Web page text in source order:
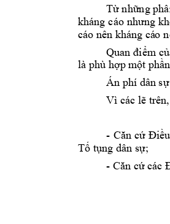
Từ những
kháng cáo nhưng
cáo nên kháng cáo
Quan đim c
là phù hợp một phầ
Án phí dân sự
Vì các lẽ trên,
- Căn cứ Điều
Tố tụng dân sự;
- Căn cứ các